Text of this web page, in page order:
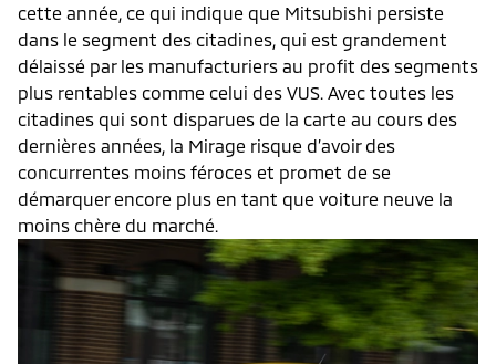
cette année, ce qui indique que Mitsubishi persiste
dans le segment des citadines, qui est grandement
délaissé par les manufacturiers au profit des segments
plus rentables comme celui des VUS. Avec toutes les
citadines qui sont disparues de la carte au cours des
dernières années, la Mirage risque d’avoir des
concurrentes moins féroces et promet de se
démarquer encore plus en tant que voiture neuve la
moins chère du marché.